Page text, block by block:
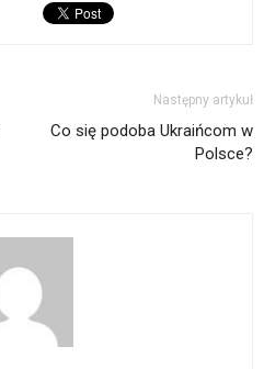
Następny artykuł
Co się podoba Ukraińcom w
Polsce?